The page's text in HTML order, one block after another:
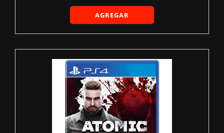
AGREGAR